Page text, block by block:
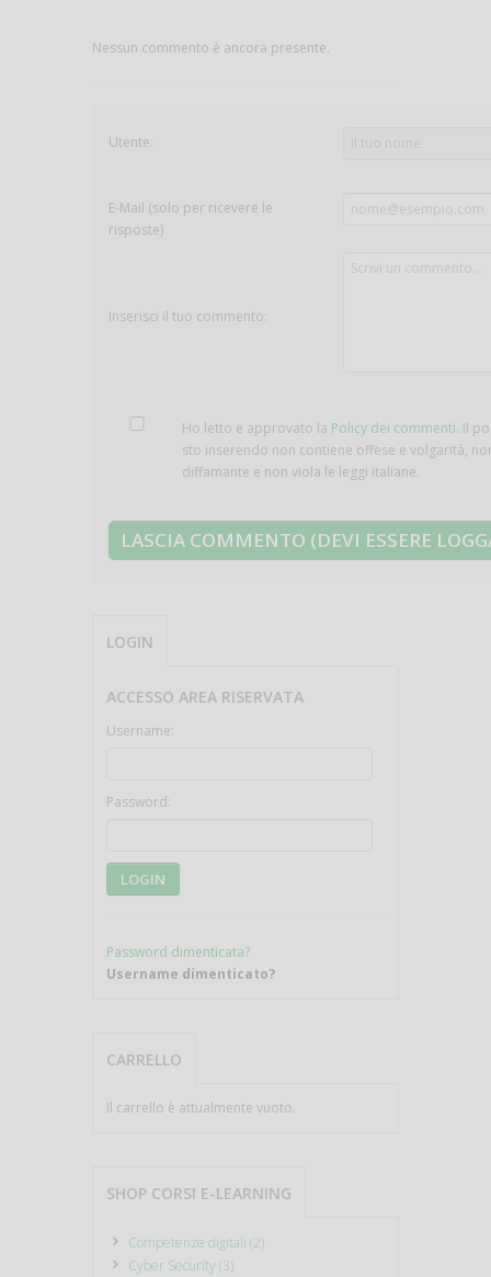
Nessun commento è ancora presente.
Utente:
E-Mail (solo per ricevere le
risposte)
Inserisci il tuo commento:
Ho letto e approvato la Policy dei commenti. Il
sto inserendo non contiene offese e volgarità,
diffamante e non viola le leggi italiane.
LOGIN
ACCESSO AREA RISERVATA
Username:
Password:
LOGIN
Password dimenticata?
Username dimenticato?
CARRELLO
Il carrello è attualmente vuoto.
SHOP CORSI E-LEARNING
Competenze digitali (2)
Cyber Security (3)